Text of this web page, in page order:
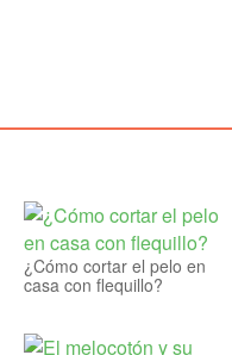
¿Cómo cortar el pelo en
casa con flequillo?